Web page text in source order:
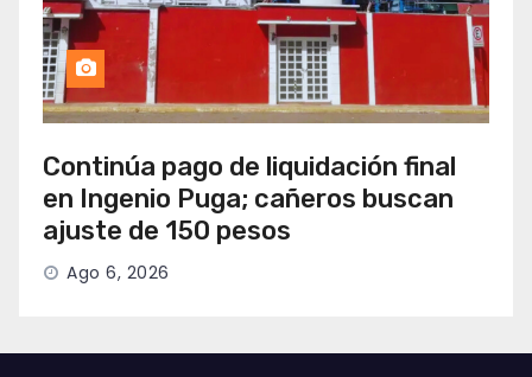
Continúa pago de liquidación final
en Ingenio Puga; cañeros buscan
ajuste de 150 pesos
Ago 6, 2026